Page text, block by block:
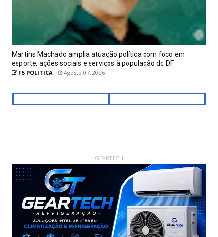
Martins Machado amplia atuação política com foco em
esporte, ações sociais e serviços à população do DF
F5 POLITICA Agosto 07, 2026
- GEARTECH -